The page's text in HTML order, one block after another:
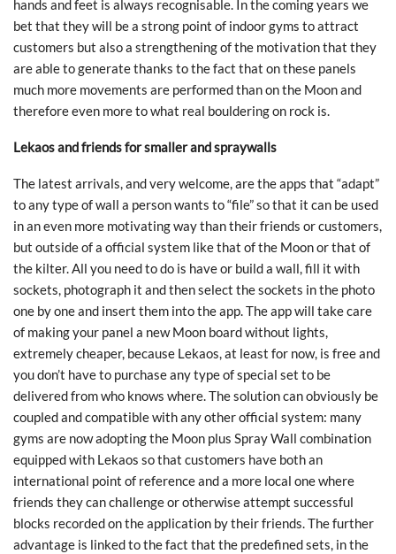
hands and feet is always recognisable. In the coming years we
bet that they will be a strong point of indoor gyms to attract
customers but also a strengthening of the motivation that they
are able to generate thanks to the fact that on these panels
much more movements are performed than on the Moon and
therefore even more to what real bouldering on rock is.
Lekaos and friends for smaller and spraywalls
The latest arrivals, and very welcome, are the apps that “adapt”
to any type of wall a person wants to “file” so that it can be used
in an even more motivating way than their friends or customers,
but outside of a official system like that of the Moon or that of
the kilter. All you need to do is have or build a wall, fill it with
sockets, photograph it and then select the sockets in the photo
one by one and insert them into the app. The app will take care
of making your panel a new Moon board without lights,
extremely cheaper, because Lekaos, at least for now, is free and
you don’t have to purchase any type of special set to be
delivered from who knows where. The solution can obviously be
coupled and compatible with any other official system: many
gyms are now adopting the Moon plus Spray Wall combination
equipped with Lekaos so that customers have both an
international point of reference and a more local one where
friends they can challenge or otherwise attempt successful
blocks recorded on the application by their friends. The further
advantage is linked to the fact that the predefined sets, in the